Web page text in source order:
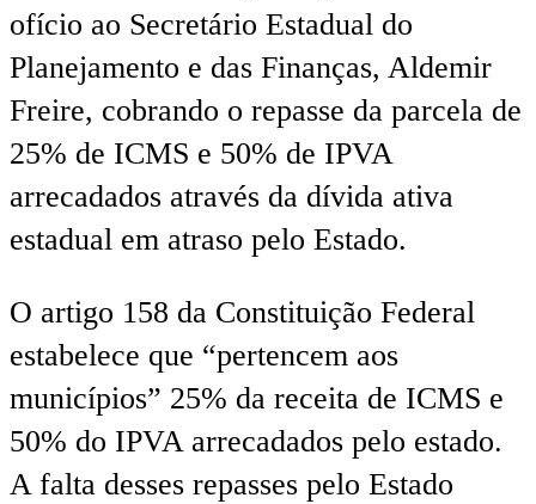
ofício ao Secretário Estadual do
Planejamento e das Finanças, Aldemir
Freire, cobrando o repasse da parcela de
25% de ICMS e 50% de IPVA
arrecadados através da dívida ativa
estadual em atraso pelo Estado.
O artigo 158 da Constituição Federal
estabelece que “pertencem aos
municípios” 25% da receita de ICMS e
50% do IPVA arrecadados pelo estado.
A falta desses repasses pelo Estado